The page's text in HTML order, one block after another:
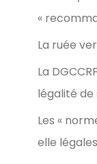
«
La ruée
La
légalité
Les «
elle